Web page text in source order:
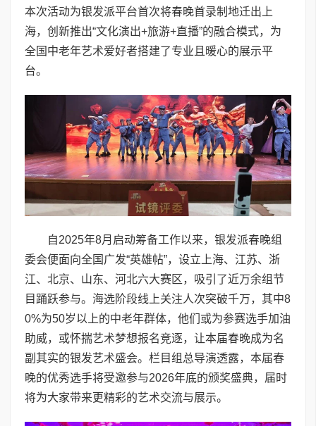
本次活动为银发派平台首次将春晚首录制地迁出上
海，创新推出“文化演出+旅游+直播”的融合模式，为
全国中老年艺术爱好者搭建了专业且暖心的展示平
台。
自2025年8月启动筹备工作以来，银发派春晚组
委会便面向全国广发“英雄帖”，设立上海、江苏、浙
江、北京、山东、河北六大赛区，吸引了近万余组节
目踊跃参与。海选阶段线上关注人次突破千万，其中8
0%为50岁以上的中老年群体，他们或为参赛选手加油
助威，或怀揣艺术梦想报名竞逐，让本届春晚成为名
副其实的银发艺术盛会。栏目组总导演透露，本届春
晚的优秀选手将受邀参与2026年底的颁奖盛典，届时
将为大家带来更精彩的艺术交流与展示。